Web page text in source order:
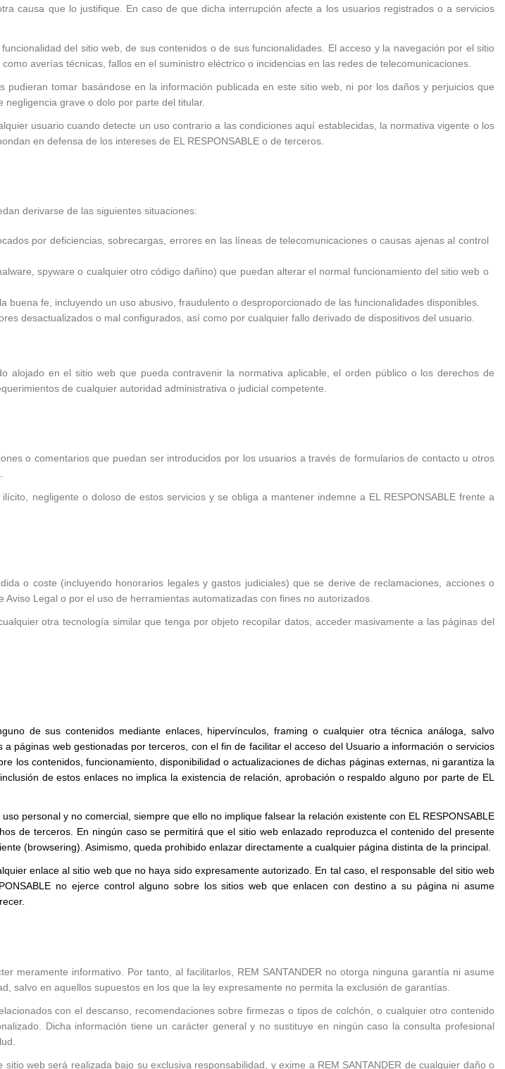
causa que lo justifique. En caso de que dicha interrupción afecte a los usuarios registrados o a servicios
del sitio web, de sus contenidos o de sus funcionalidades. El acceso y la navegación por el sitio
averías técnicas, fallos en el suministro eléctrico o incidencias en las redes de telecomunicaciones.
pudieran tomar basándose en la información publicada en este sitio web, ni por los daños y perjuicios que
grave o dolo por parte del titular.
usuario cuando detecte un uso contrario a las condiciones aquí establecidas, la normativa vigente o los
en defensa de los intereses de EL RESPONSABLE o de terceros.
derivarse de las siguientes situaciones:
por deficiencias, sobrecargas, errores en las líneas de telecomunicaciones o causas ajenas al control
spyware o cualquier otro código dañino) que puedan alterar el normal funcionamiento del sitio web o
buena fe, incluyendo un uso abusivo, fraudulento o desproporcionado de las funcionalidades disponibles.
desactualizados o mal configurados, así como por cualquier fallo derivado de dispositivos del usuario.
alojado en el sitio web que pueda contravenir la normativa aplicable, el orden público o los derechos de
de cualquier autoridad administrativa o judicial competente.
o comentarios que puedan ser introducidos por los usuarios a través de formularios de contacto u otros
negligente o doloso de estos servicios y se obliga a mantener indemne a EL RESPONSABLE frente a
o coste (incluyendo honorarios legales y gastos judiciales) que se derive de reclamaciones, acciones o
Legal o por el uso de herramientas automatizadas con fines no autorizados.
otra tecnología similar que tenga por objeto recopilar datos, acceder masivamente a las páginas del
de sus contenidos mediante enlaces, hipervínculos, framing o cualquier otra técnica análoga, salvo
páginas web gestionadas por terceros, con el fin de facilitar el acceso del Usuario a información o servicios
los contenidos, funcionamiento, disponibilidad o actualizaciones de dichas páginas externas, ni garantiza la
de estos enlaces no implica la existencia de relación, aprobación o respaldo alguno por parte de EL
personal y no comercial, siempre que ello no implique falsear la relación existente con EL RESPONSABLE
de terceros. En ningún caso se permitirá que el sitio web enlazado reproduzca el contenido del presente
(browsering). Asimismo, queda prohibido enlazar directamente a cualquier página distinta de la principal.
enlace al sitio web que no haya sido expresamente autorizado. En tal caso, el responsable del sitio web
no ejerce control alguno sobre los sitios web que enlacen con destino a su página ni asume
meramente informativo. Por tanto, al facilitarlos, REM SANTANDER no otorga ninguna garantía ni asume
salvo en aquellos supuestos en los que la ley expresamente no permita la exclusión de garantías.
con el descanso, recomendaciones sobre firmezas o tipos de colchón, o cualquier otro contenido
Dicha información tiene un carácter general y no sustituye en ningún caso la consulta profesional
web será realizada bajo su exclusiva responsabilidad, y exime a REM SANTANDER de cualquier daño o